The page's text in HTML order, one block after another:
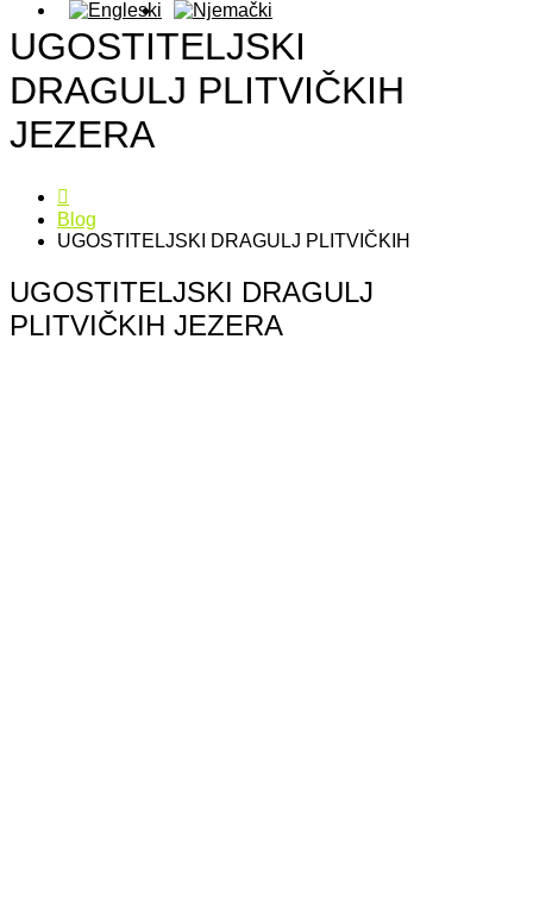
UGOSTITELJSKI
DRAGULJ PLITVIČKIH
JEZERA
Blog
UGOSTITELJSKI DRAGULJ PLITVIČKIH
UGOSTITELJSKI DRAGULJ
PLITVIČKIH JEZERA